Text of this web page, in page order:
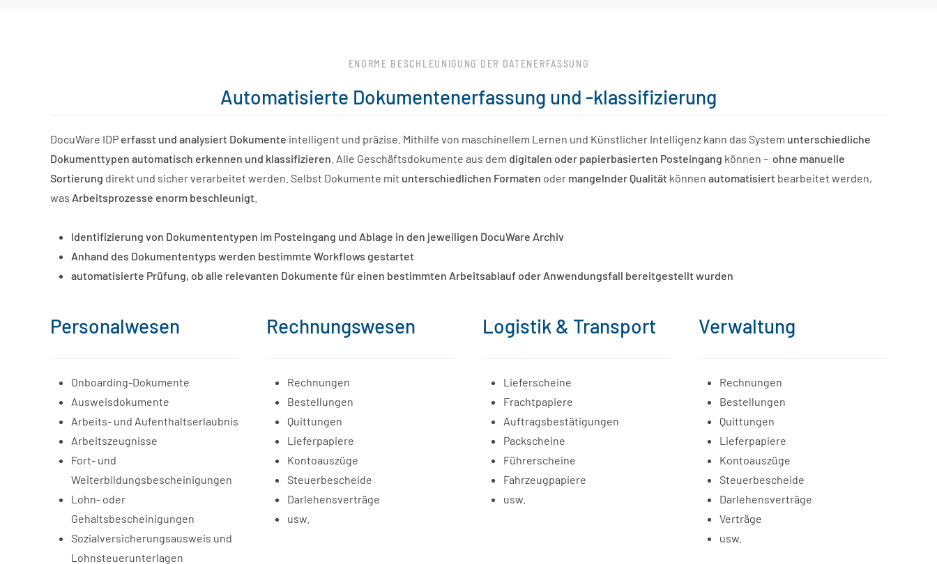
ENORME BESCHLEUNIGUNG DER DATENERFASSUNG
Automatisierte Dokumentenerfassung und -klassifizierung
DocuWare IDP erfasst und analysiert Dokumente intelligent und präzise. Mithilfe von maschinellem Lernen und Künstlicher Intelligenz kann das System unterschiedliche
Dokumenttypen automatisch erkennen und klassifizieren . Alle Geschäftsdokumente aus dem digitalen oder papierbasierten Posteingang können – ohne manuelle
Sortierung direkt und sicher verarbeitet werden. Selbst Dokumente mit unterschiedlichen Formaten oder mangelnder Qualität können automatisiert bearbeitet werden,
was Arbeitsprozesse enorm beschleunigt
Identifizierung von Dokumententypen im Posteingang und Ablage in den jeweiligen DocuWare Archiv
Anhand des Dokumententyps werden bestimmte Workflows gestartet
automatisierte Prüfung, ob alle relevanten Dokumente für einen bestimmten Arbeitsablauf oder Anwendungsfall bereitgestellt wurden
Personalwesen
Onboarding-Dokumente
Ausweisdokumente
Arbeits- und Aufenthaltserlaubnis
Arbeitszeugnisse
Fort- und
Weiterbildungsbescheinigungen
Lohn- oder
Gehaltsbescheinigungen
Sozialversicherungsausweis und
Lohnsteuerunterlagen
Rechnungswesen
Rechnungen
Bestellungen
Quittungen
Lieferpapiere
Kontoauszüge
Steuerbescheide
Darlehensverträge
usw.
Logistik & Transport
Lieferscheine
Frachtpapiere
Auftragsbestätigungen
Packscheine
Führerscheine
Fahrzeugpapiere
usw.
Verwaltung
Rechnungen
Bestellungen
Quittungen
Lieferpapiere
Kontoauszüge
Steuerbescheide
Darlehensverträge
Verträge
usw.